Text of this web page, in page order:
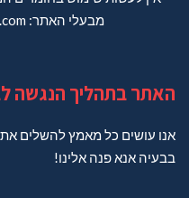
מבעלי האתר: avihai.zoomat@gmail.com
האתר בתהליך הנגשה
אנו עושים כל מאמץ להשלים
בבעיה אנא פנה אלינו!